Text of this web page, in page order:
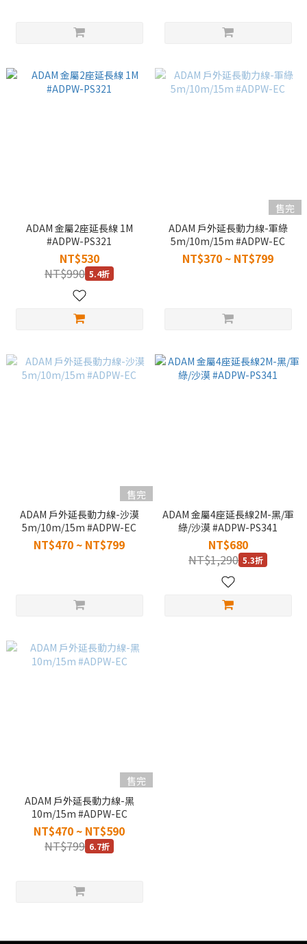
ADAM 金屬2座延長線 1M
#ADPW-PS321
NT$530
NT$990 5.4折
售完
ADAM 戶外延長動力線-軍綠
5m/10m/15m #ADPW-EC
NT$370 ~ NT$799
售完
ADAM 戶外延長動力線-沙漠
5m/10m/15m #ADPW-EC
NT$470 ~ NT$799
ADAM 金屬4座延長線2M-黑/軍
綠/沙漠 #ADPW-PS341
NT$680
NT$1,290 5.3折
售完
ADAM 戶外延長動力線-黑
10m/15m #ADPW-EC
NT$470 ~ NT$590
NT$799 6.7折